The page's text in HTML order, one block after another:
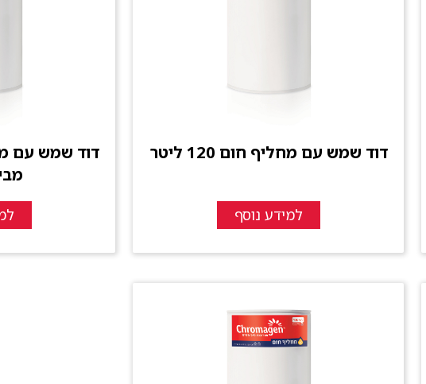
דוד שמש עם מחליף חום 120 ליטר
למידע נוסף